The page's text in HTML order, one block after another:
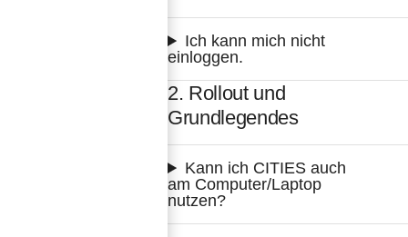
Ich kann mich nicht
einloggen.
2. Rollout und
Grundlegendes
Kann ich CITIES auch
am Computer/Laptop
nutzen?